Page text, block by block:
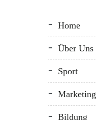
Home
Über Uns
Sport
Marketing
Bildung